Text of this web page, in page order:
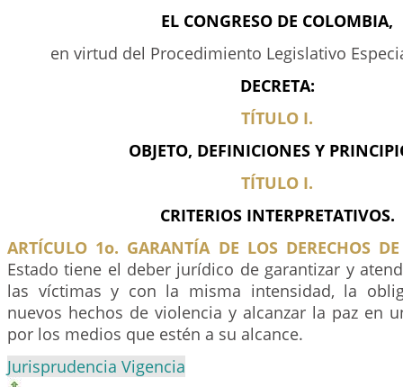
EL CONGRESO DE COLOMBIA,
en virtud del Procedimiento Legislativo
DECRETA:
TÍTULO I.
OBJETO, DEFINICIONES Y
TÍTULO I.
CRITERIOS INTERPRETATIVOS.
ARTÍCULO 1o. GARANTÍA DE LOS DERECHOS
Estado tiene el deber jurídico de garantizar y
las víctimas y con la misma intensidad, la
nuevos hechos de violencia y alcanzar la paz en
por los medios que estén a su alcance.
Jurisprudencia Vigencia